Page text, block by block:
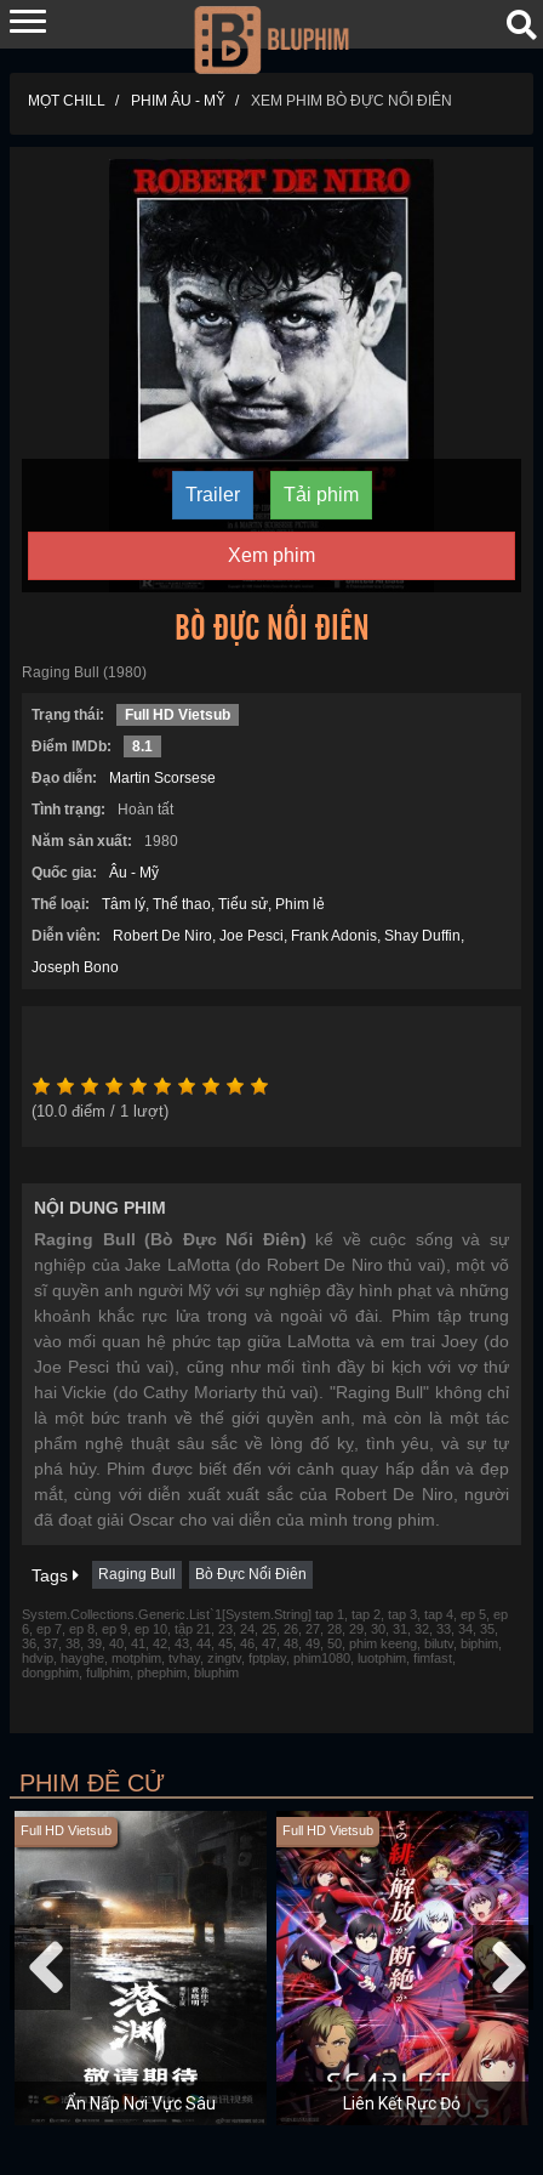
MỌT CHILL PHIM ÂU - MỸ XEM PHIM BÒ ĐỰC NỔI ĐIÊN
Trailer Tải phim
Xem phim
BÒ ĐỰC NỔI ĐIÊN
Raging Bull (1980)
Trạng thái:
Full HD Vietsub
Điểm IMDb:
8.1
Đạo diễn:
Martin Scorsese
Tình trạng:
Hoàn tất
Năm sản xuất:
1980
Quốc gia:
Âu - Mỹ
Thể loại:
Tâm lý Thể thao Tiểu sử Phim lẻ
Diễn viên:
Robert De Niro Joe Pesci Frank Adonis Shay Duffin
Joseph Bono
(10.0 điểm / 1 lượt)
NỘI DUNG PHIM
Raging Bull (Bò Đực Nổi Điên) kể về cuộc sống và sự
nghiệp của Jake LaMotta (do Robert De Niro thủ vai), một võ
sĩ quyền anh người Mỹ với sự nghiệp đầy hình phạt và những
khoảnh khắc rực lửa trong và ngoài võ đài. Phim tập trung
vào mối quan hệ phức tạp giữa LaMotta và em trai Joey (do
Joe Pesci thủ vai), cũng như mối tình đầy bi kịch với vợ thứ
hai Vickie (do Cathy Moriarty thủ vai). "Raging Bull" không chỉ
là một bức tranh về thế giới quyền anh, mà còn là một tác
phẩm nghệ thuật sâu sắc về lòng đố kỵ, tình yêu, và sự tự
phá hủy. Phim được biết đến với cảnh quay hấp dẫn và đẹp
mắt, cùng với diễn xuất xuất sắc của Robert De Niro, người
đã đoạt giải Oscar cho vai diễn của mình trong phim.
Tags Raging Bull Bò Đực Nổi Điên
System.Collections.Generic.List`1[System.String] tap 1, tap 2, tap 3, tap 4, ep 5, ep
6, ep 7, ep 8, ep 9, ep 10, tập 21, 23, 24, 25, 26, 27, 28, 29, 30, 31, 32, 33, 34, 35,
36, 37, 38, 39, 40, 41, 42, 43, 44, 45, 46, 47, 48, 49, 50, phim keeng, bilutv, biphim,
hdvip, hayghe, motphim, tvhay, zingtv, fptplay, phim1080, luotphim, fimfast,
dongphim, fullphim, phephim, bluphim
PHIM ĐỀ CỬ
Full HD Vietsub
Ẩn Nấp Nơi Vực Sâu
Full HD Vietsub
Liên Kết Rực Đỏ